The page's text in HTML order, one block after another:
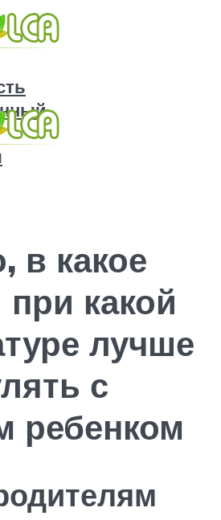
в какое
какой
лучше
с
ребенком